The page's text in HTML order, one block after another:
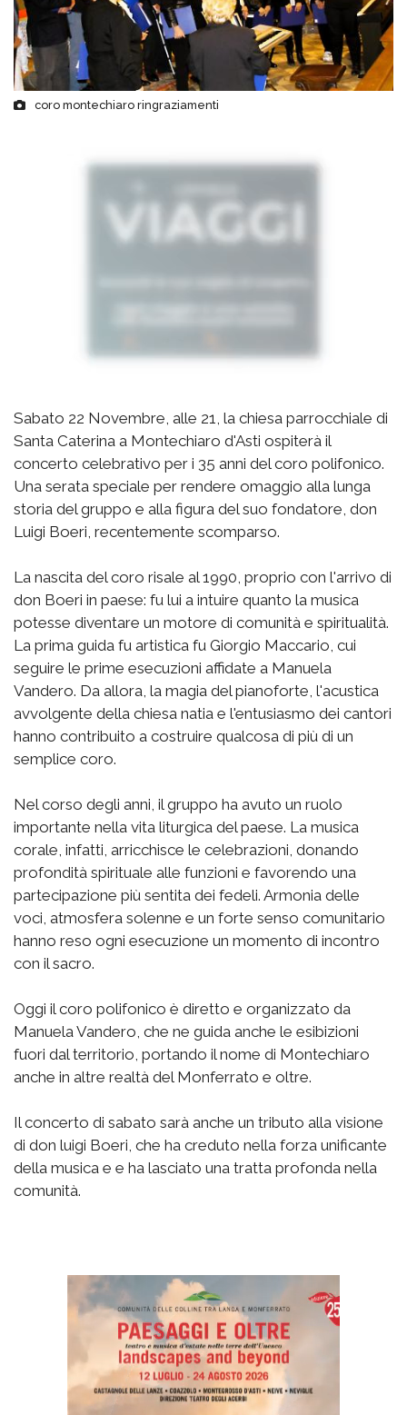
coro montechiaro ringraziamenti
Sabato 22 Novembre, alle 21, la chiesa parrocchiale di
Santa Caterina a Montechiaro d'Asti ospiterà il
concerto celebrativo per i 35 anni del coro polifonico.
Una serata speciale per rendere omaggio alla lunga
storia del gruppo e alla figura del suo fondatore, don
Luigi Boeri, recentemente scomparso.
La nascita del coro risale al 1990, proprio con l'arrivo di
don Boeri in paese: fu lui a intuire quanto la musica
potesse diventare un motore di comunità e spiritualità.
La prima guida fu artistica fu Giorgio Maccario, cui
seguire le prime esecuzioni affidate a Manuela
Vandero. Da allora, la magia del pianoforte, l'acustica
avvolgente della chiesa natia e l'entusiasmo dei cantori
hanno contribuito a costruire qualcosa di più di un
semplice coro.
Nel corso degli anni, il gruppo ha avuto un ruolo
importante nella vita liturgica del paese. La musica
corale, infatti, arricchisce le celebrazioni, donando
profondità spirituale alle funzioni e favorendo una
partecipazione più sentita dei fedeli. Armonia delle
voci, atmosfera solenne e un forte senso comunitario
hanno reso ogni esecuzione un momento di incontro
con il sacro.
Oggi il coro polifonico è diretto e organizzato da
Manuela Vandero, che ne guida anche le esibizioni
fuori dal territorio, portando il nome di Montechiaro
anche in altre realtà del Monferrato e oltre.
Il concerto di sabato sarà anche un tributo alla visione
di don luigi Boeri, che ha creduto nella forza unificante
della musica e e ha lasciato una tratta profonda nella
comunità.